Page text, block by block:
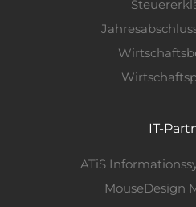
IT-
ATiS
MouseDesign